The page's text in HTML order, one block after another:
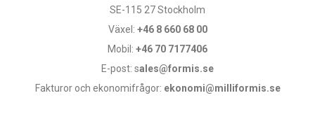
SE-115 27 Stockholm
Växel: +46 8 660 68 00
Mobil: +46 70 7177406
E-post: sales@formis.se
Fakturor och ekonomifrågor: ekonomi@milliformis.se